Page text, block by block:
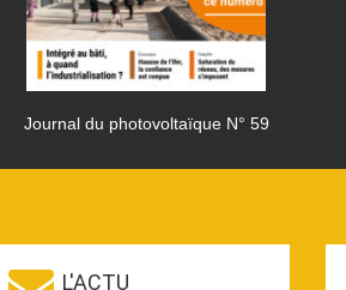
Journal du photovoltaïque N° 59
L'ACTU